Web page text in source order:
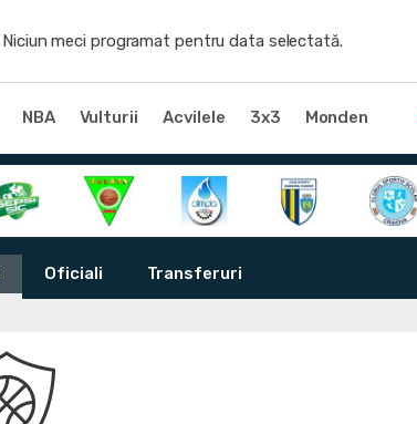
Niciun meci programat pentru data selectată.
NBA Vulturii Acvilele 3x3 Monden
Oficiali Transferuri